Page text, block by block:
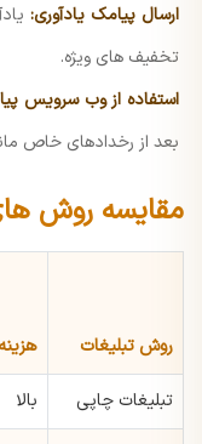
ارسال پیامک یادآوری:
تخفیف های ویژه.
استفاده از وب سرویس
بعد از رخدادهای خاص
مقایسه روش
روش تبلیغات هزینه
تبلیغات چاپی بالا